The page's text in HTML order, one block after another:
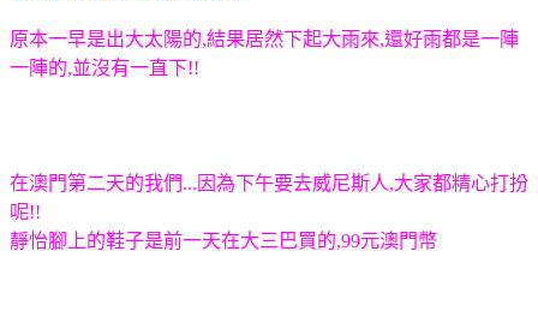
原本一早是出大太陽的,結果居然下起大雨來,還好雨都是一陣
一陣的,並沒有一直下!!
在澳門第二天的我們...因為下午要去威尼斯人,大家都精心打扮
呢!!
靜怡腳上的鞋子是前一天在大三巴買的,99元澳門幣